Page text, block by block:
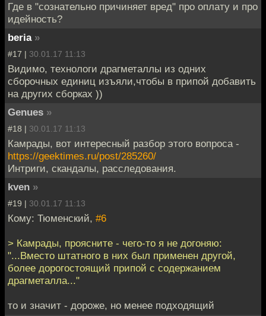
Где в "сознательно причиняет вред" про оплату и про
идейность?
beria »
#17 | 30.01.17 11:13
Видимо, технологи драгметаллы из одних
сборочных единиц изъяли,чтобы в припой добавить
на других сборках ))
Genues »
#18 | 30.01.17 11:13
Камрады, вот интересный разбор этого вопроса -
https://geektimes.ru/post/285260/
Интриги, скандалы, расследования.
kven »
#19 | 30.01.17 11:13
Кому: Тюменский, #6
> Камрады, проясните - чего-то я не догоняю:
"...Вместо штатного в них был применен другой,
более дорогостоящий припой с содержанием
драгметалла..."
то и значит - дороже, но менее подходящий